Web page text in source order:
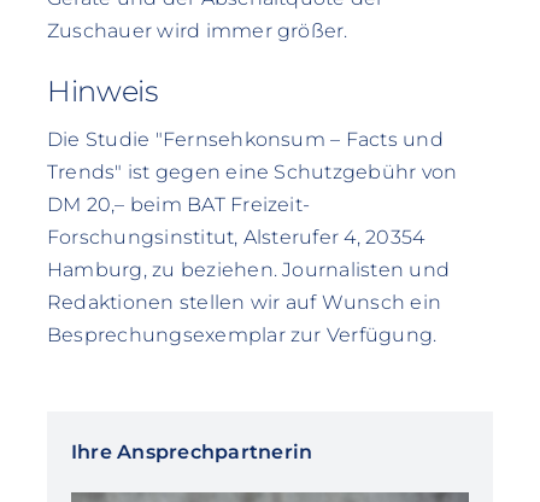
Zuschauer wird immer größer.
Hinweis
Die Studie "Fernsehkonsum – Facts und
Trends" ist gegen eine Schutzgebühr von
DM 20,– beim BAT Freizeit-
Forschungsinstitut, Alsterufer 4, 20354
Hamburg, zu beziehen. Journalisten und
Redaktionen stellen wir auf Wunsch ein
Besprechungsexemplar zur Verfügung.
Ihre Ansprechpartnerin